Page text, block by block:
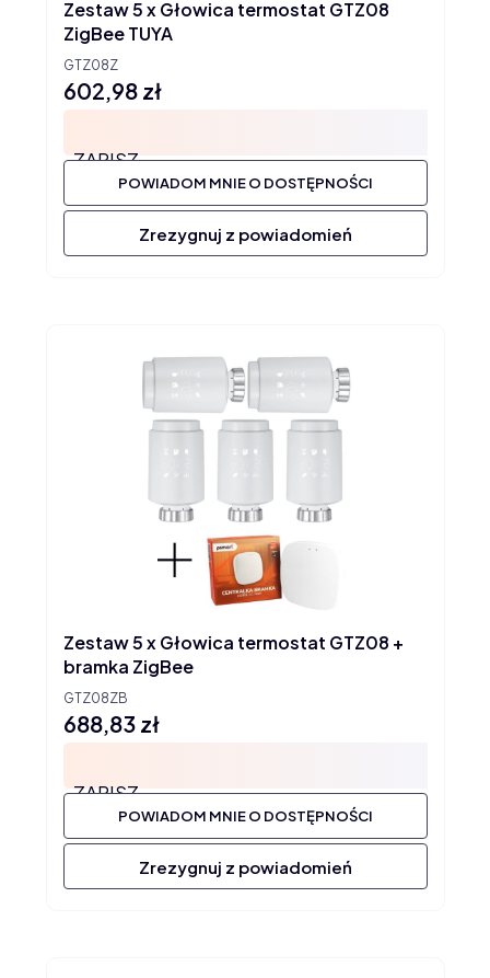
GTZ08Z
Zestaw 5 x Głowica termostat GTZ08
ZigBee TUYA
Cena
602,98 zł
ZAPISZ
POWIADOM MNIE O DOSTĘPNOŚCI
Zrezygnuj z powiadomień
GTZ08ZB
Zestaw 5 x Głowica termostat GTZ08 +
bramka ZigBee
Cena
688,83 zł
ZAPISZ
POWIADOM MNIE O DOSTĘPNOŚCI
Zrezygnuj z powiadomień